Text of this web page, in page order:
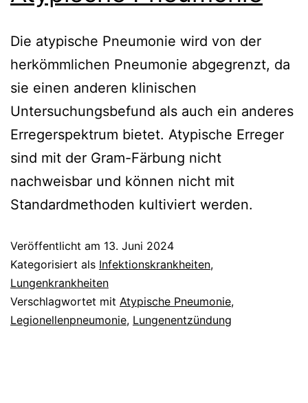
Die atypische Pneumonie wird von der
herkömmlichen Pneumonie abgegrenzt, da
sie einen anderen klinischen
Untersuchungsbefund als auch ein anderes
Erregerspektrum bietet. Atypische Erreger
sind mit der Gram-Färbung nicht
nachweisbar und können nicht mit
Standardmethoden kultiviert werden.
Veröffentlicht am 13. Juni 2024
Kategorisiert als Infektionskrankheiten,
Lungenkrankheiten
Verschlagwortet mit Atypische Pneumonie,
Legionellenpneumonie, Lungenentzündung